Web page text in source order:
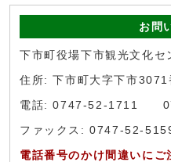
お問
下市町役場下市観光文化セ
住所: 下市町大字下市3071
電話: 0747-52-1711
ファックス: 0747-52-
電話番号のかけ間違いにご